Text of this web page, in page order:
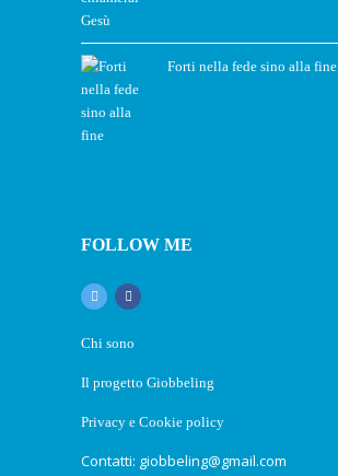
Forti nella fede sino alla fine
FOLLOW ME
Chi sono
Il progetto Giobbeling
Privacy e Cookie policy
Contatti: giobbeling@gmail.com